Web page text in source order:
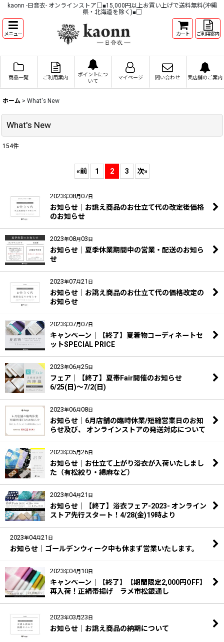
kaonn -日音衣- オンラインストア□■15,000円以上お買い上げで送料無料(沖縄
県・北海道を除く)■□
メニュー カート ご利用案内
商品一覧 ご利用案内
ポイントにつ
いて
マイページ 問い合わせ 実店舗のご案内
ホーム > What's New
What's New
154件
«前 1 2 3 次»
2023年08月07日
お知らせ｜お誂え商品のお仕立て代の改定後価格
のお知らせ
2023年08月03 日
お知らせ｜夏季休業期間中の営業・配送のお知ら
せ
2023年07月21 日
お知らせ｜お誂え商品のお仕立て代の価格改定の
お知らせ
2023年07月07日
キャンペーン｜【終了】夏着物コーディネートセ
ットSPECIAL PRICE
2023年06月25日
フェア｜【終了】夏帯Fair開催のお知らせ
6/25(日)～7/2(日)
2023年06月08日
お知らせ｜6月店舗の臨時休業/短縮営業日のお知
らせ及び、 オンラインストアの発送対応について
2023年05月26日
お知らせ｜お仕立て上がり浴衣が入荷いたしまし
た（有松絞り・綿麻など）
2023年04月21 日
お知らせ｜【終了】浴衣フェア-2023- オンライン
ストア先行スタート！4/28(金)19時より
2023年04月21 日
お知らせ｜ゴールデンウィーク中も休まず営業いたします。
2023年04月 10日
キャンペーン｜【終了】【期間限定2,000円OFF】
再入荷！正絹帯揚げ ラメ市松銀通し
2023年03月23 日
お知らせ｜お誂え商品の納期について